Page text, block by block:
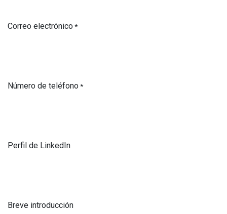
Correo electrónico*
Número de teléfono*
Perfil de LinkedIn
Breve introducción